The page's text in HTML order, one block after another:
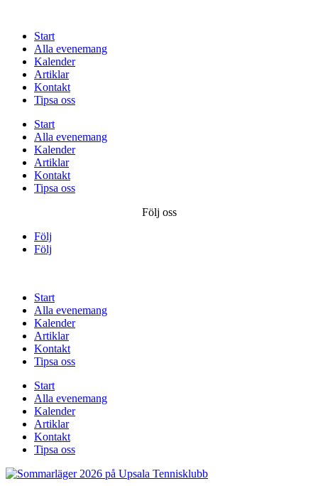
Start
Alla evenemang
Kalender
Artiklar
Kontakt
Tipsa oss
Start
Alla evenemang
Kalender
Artiklar
Kontakt
Tipsa oss
Följ oss
Följ
Följ
Start
Alla evenemang
Kalender
Artiklar
Kontakt
Tipsa oss
Start
Alla evenemang
Kalender
Artiklar
Kontakt
Tipsa oss